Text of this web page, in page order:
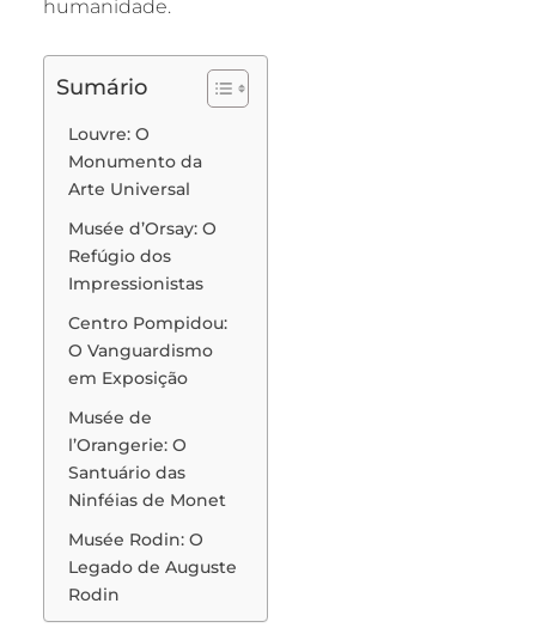
humanidade.
Sumário
Louvre: O
Monumento da
Arte Universal
Musée d’Orsay: O
Refúgio dos
Impressionistas
Centro Pompidou:
O Vanguardismo
em Exposição
Musée de
l’Orangerie: O
Santuário das
Ninféias de Monet
Musée Rodin: O
Legado de Auguste
Rodin